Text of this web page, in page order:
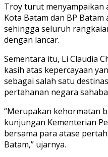
Troy turut menyampaikan
Kota Batam dan BP
sehingga seluruh
dengan lancar.
Sementara itu, Li Claudia
kasih atas kepercayaan
sebagai salah satu
pertahanan negara
“Merupakan kehormatan
kunjungan Kementerian
bersama para atase
Batam,” ujarnya.